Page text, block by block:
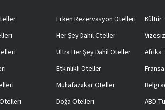
Erken Rezervasyon Otelleri
Her Şey Dahil Oteller
Ultra Her Şey Dahil Oteller
Etkinlikli Oteller
Muhafazakar Oteller
Doğa Otelleri
Kültür
Afrika
ABD